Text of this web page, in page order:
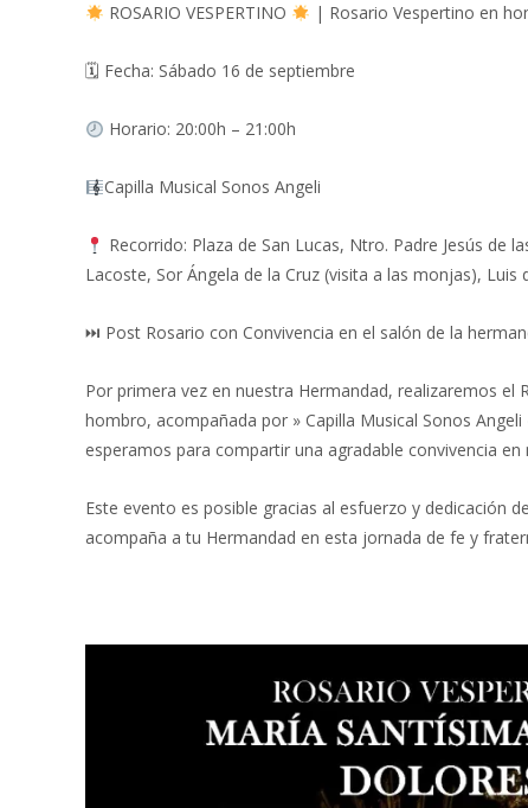
ROSARIO VESPERTINO | Rosario Vespertino en
🗓 Fecha: Sábado 16 de septiembre
Horario: 20:00h – 21:00h
Capilla Musical Sonos Angeli
Recorrido: Plaza de San Lucas, Ntro. Padre Jesús de
Lacoste, Sor Ángela de la Cruz (visita a las monjas),
⏭ Post Rosario con Convivencia en el salón de la
Por primera vez en nuestra Hermandad, realizaremos
hombro, acompañada por » Capilla Musical Sonos
esperamos para compartir una agradable convivencia en
Este evento es posible gracias al esfuerzo y dedicación
acompaña a tu Hermandad en esta jornada de fe y